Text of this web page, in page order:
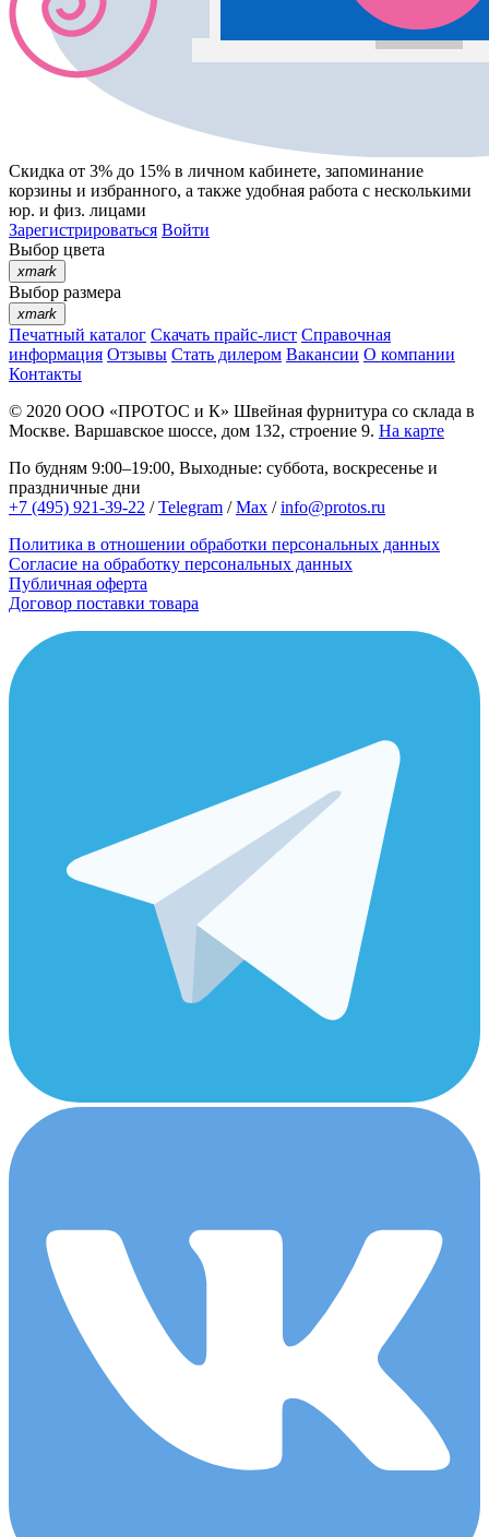
Скидка от 3% до 15% в личном кабинете, запоминание
корзины и избранного, а также удобная работа с несколькими
юр. и физ. лицами
Зарегистрироваться Войти
Выбор цвета
xmark
Выбор размера
xmark
Печатный каталог Скачать прайс-лист Справочная
информация Отзывы Стать дилером Вакансии О компании
Контакты
© 2020 ООО «ПРОТОС и К» Швейная фурнитура со склада в
Москве. Варшавское шоссе, дом 132, строение 9. На карте
По будням 9:00–19:00, Выходные: суббота, воскресенье и
праздничные дни
+7 (495) 921-39-22 /Telegram /Max /info@protos.ru
Политика в отношении обработки персональных данных
Согласие на обработку персональных данных
Публичная оферта
Договор поставки товара